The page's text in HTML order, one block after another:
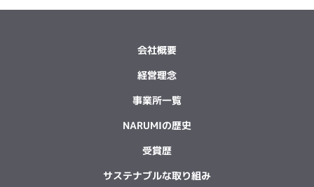
会社概要
経営理念
事業所一覧
NARUMIの歴史
受賞歴
サステナブルな取り組み